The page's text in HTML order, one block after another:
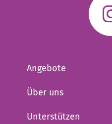
Angebote
Über uns
Unterstützen